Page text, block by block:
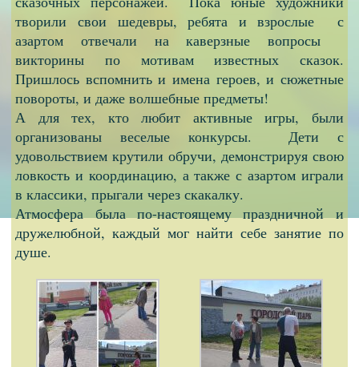
творили свои шедевры, ребята и взрослые с
азартом отвечали на каверзные вопросы
викторины по мотивам известных сказок.
Пришлось вспомнить и имена героев, и сюжетные
повороты, и даже волшебные предметы!
А для тех, кто любит активные игры, были
организованы веселые конкурсы. Дети с
удовольствием крутили обручи, демонстрируя свою
ловкость и координацию, а также с азартом играли
в классики, прыгали через скакалку.
Атмосфера была по-настоящему праздничной и
дружелюбной, каждый мог найти себе занятие по
душе.